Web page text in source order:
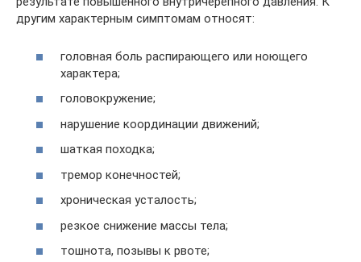
другим характерным симптомам относят:
головная боль распирающего или ноющего
характера;
головокружение;
нарушение координации движений;
шаткая походка;
тремор конечностей;
хроническая усталость;
резкое снижение массы тела;
тошнота, позывы к рвоте;